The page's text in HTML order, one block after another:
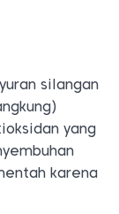
silangan
yang
karena